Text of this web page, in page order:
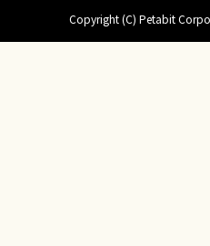
Copyright (C) Petabit